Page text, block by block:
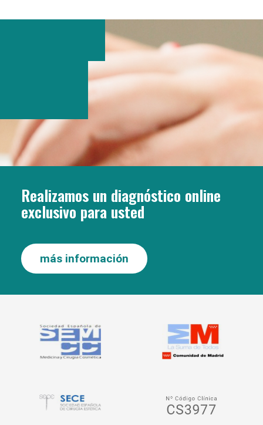
Realizamos un diagnóstico online
exclusivo para usted
más información